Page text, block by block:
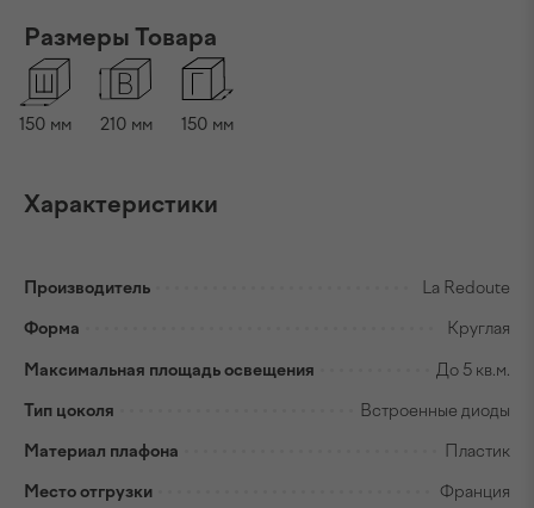
Размеры Товара
150 мм 210 мм 150 мм
Характеристики
Производитель La Redoute
Форма Круглая
Максимальная площадь освещения До 5 кв.м.
Тип цоколя Встроенные диоды
Материал плафона Пластик
Место отгрузки Франция